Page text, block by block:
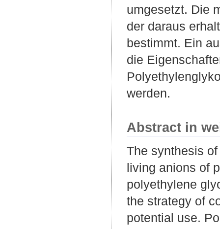
umgesetzt. Die
der daraus
bestimmt. Ein
die
werden.
Abstract in
The synthesis
living anions of
polyethylene
the strategy of
potential use.